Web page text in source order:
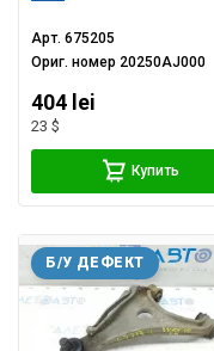
Арт.675205
Ориг. номер 20250AJ000
404 lei
23 $
Купить
Б/У ДЕФЕКТ